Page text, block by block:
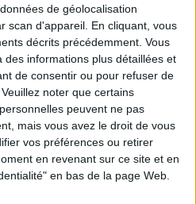
de géolocalisation
scan d'appareil. En cliquant, vous
décrits précédemment. Vous
des informations plus détaillées et
de consentir ou pour refuser de
Veuillez noter que certains
peuvent ne pas
mais vous avez le droit de vous
vos préférences ou retirer
en revenant sur ce site et en
en bas de la page Web.
AUGUST IN PARIS